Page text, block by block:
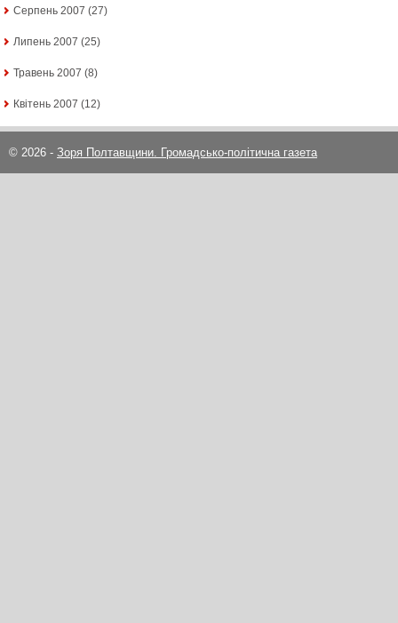
Серпень 2007 (27)
Липень 2007 (25)
Травень 2007 (8)
Квітень 2007 (12)
© 2026 - Зоря Полтавщини. Громадсько-політична газета